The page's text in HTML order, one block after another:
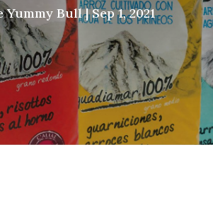
Yummy Bull|Sep 1, 2021